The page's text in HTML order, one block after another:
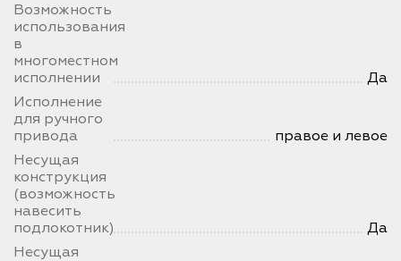
Возможность
использования
в
многоместном
исполнении
Да
Исполнение
для ручного
привода
правое и левое
Несущая
конструкция
(возможность
навесить
подлокотник)
Да
Несущая